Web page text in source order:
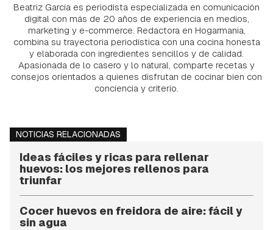
Beatriz García es periodista especializada en comunicación
digital con más de 20 años de experiencia en medios,
marketing y e-commerce. Redactora en Hogarmania,
combina su trayectoria periodística con una cocina honesta
y elaborada con ingredientes sencillos y de calidad.
Apasionada de lo casero y lo natural, comparte recetas y
consejos orientados a quienes disfrutan de cocinar bien con
conciencia y criterio.
NOTICIAS RELACIONADAS
Ideas fáciles y ricas para rellenar
huevos: los mejores rellenos para
triunfar
Cocer huevos en freidora de aire: fácil y
sin agua